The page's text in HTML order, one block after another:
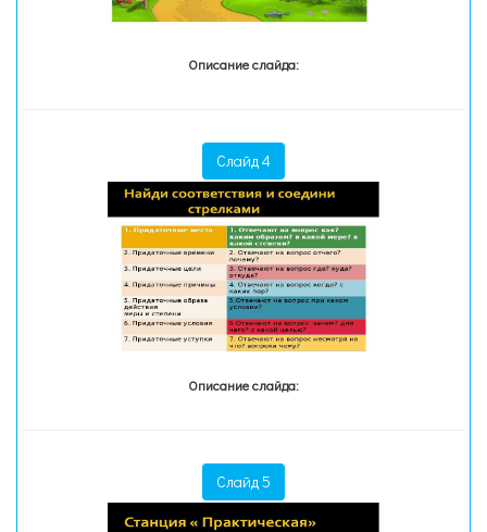
Описание слайда:
Слайд 4
Описание слайда:
Слайд 5